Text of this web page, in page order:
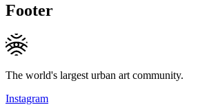
Footer
The world's largest urban art community.
Instagram